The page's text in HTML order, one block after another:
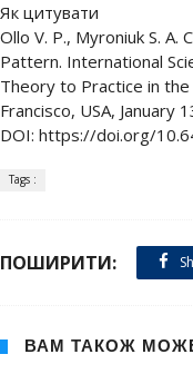
Як цитувати
Ollo V. P., Myroniuk S.
Pattern. International
Theory to Practice in the
Francisco, USA, January
DOI: https://doi.org/
Tags :
ПОШИРИТИ:
ВАМ ТАКОЖ